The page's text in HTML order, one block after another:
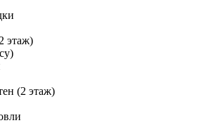
этаж)
(2 этаж)